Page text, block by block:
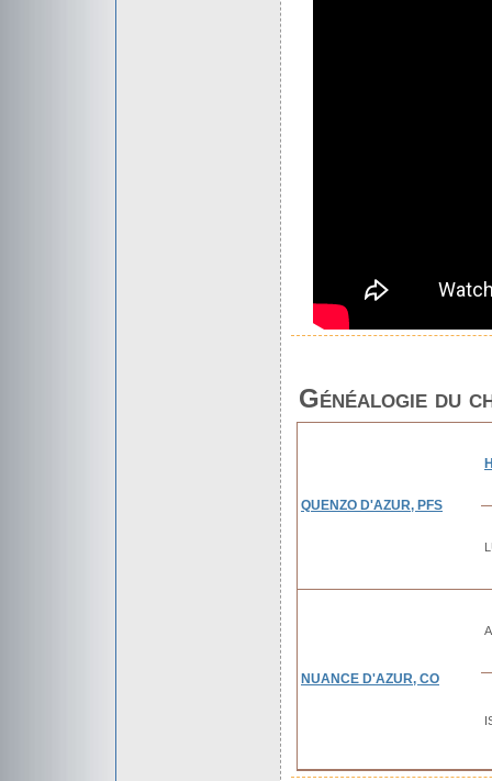
Généalogie du
QUENZO D'AZUR, PFS
NUANCE D'AZUR, CO